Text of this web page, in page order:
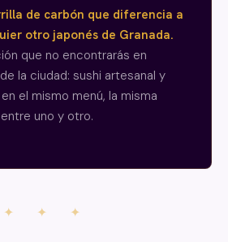
de carbón que diferencia a
otro japonés de Granada.
que no encontrarás en
la ciudad: sushi artesanal y
el mismo menú, la misma
uno y otro.
✦ ✦ ✦